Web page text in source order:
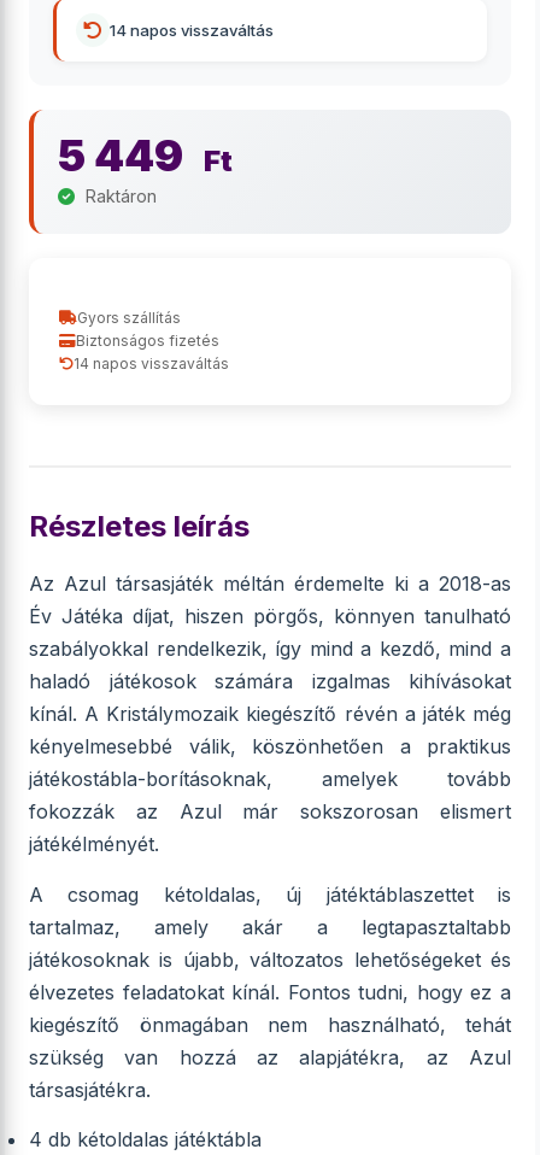
14 napos visszaváltás
5 449 Ft
Raktáron
Gyors szállítás
Biztonságos fizetés
14 napos visszaváltás
Részletes leírás
Az Azul társasjáték méltán érdemelte ki a 2018-as
Év Játéka díjat, hiszen pörgős, könnyen tanulható
szabályokkal rendelkezik, így mind a kezdő, mind a
haladó játékosok számára izgalmas kihívásokat
kínál. A Kristálymozaik kiegészítő révén a játék még
kényelmesebbé válik, köszönhetően a praktikus
játékostábla-borításoknak, amelyek tovább
fokozzák az Azul már sokszorosan elismert
játékélményét.
A csomag kétoldalas, új játéktáblaszettet is
tartalmaz, amely akár a legtapasztaltabb
játékosoknak is újabb, változatos lehetőségeket és
élvezetes feladatokat kínál. Fontos tudni, hogy ez a
kiegészítő önmagában nem használható, tehát
szükség van hozzá az alapjátékra, az Azul
társasjátékra.
4 db kétoldalas játéktábla